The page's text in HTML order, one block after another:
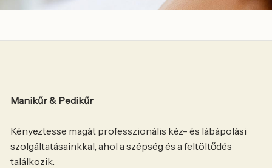
Manikűr & Pedikűr
Kényeztesse magát professzionális kéz- és lábápolási
szolgáltatásainkkal, ahol a szépség és a feltöltődés
találkozik.